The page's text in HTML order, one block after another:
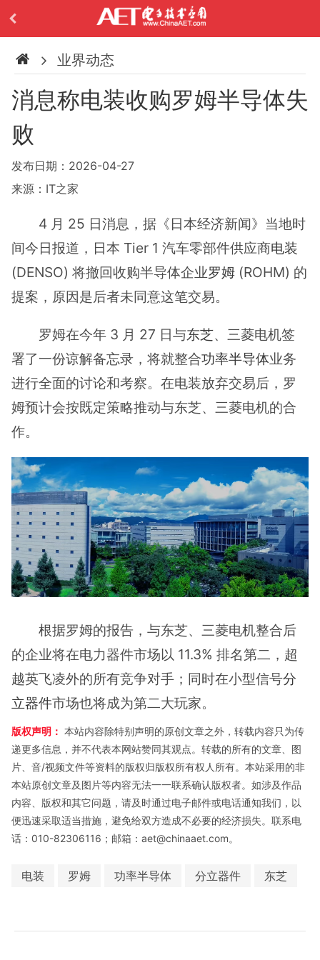
业界动态
消息称电装收购罗姆半导体失
败
发布日期：2026-04-27
来源：IT之家
4 月 25 日消息，据《日本经济新闻》当地时
间今日报道，日本 Tier 1 汽车零部件供应商电装
(DENSO) 将撤回收购半导体企业罗姆 (ROHM) 的
提案，原因是后者未同意这笔交易。
罗姆在今年 3 月 27 日与东芝、三菱电机签
署了一份谅解备忘录，将就整合功率半导体业务
进行全面的讨论和考察。在电装放弃交易后，罗
姆预计会按既定策略推动与东芝、三菱电机的合
作。
根据罗姆的报告，与东芝、三菱电机整合后
的企业将在电力器件市场以 11.3% 排名第二，超
越英飞凌外的所有竞争对手；同时在小型信号分
立器件市场也将成为第二大玩家。
版权声明： 本站内容除特别声明的原创文章之外，转载内容只为传
递更多信息，并不代表本网站赞同其观点。转载的所有的文章、图
片、音/视频文件等资料的版权归版权所有权人所有。本站采用的非
本站原创文章及图片等内容无法一一联系确认版权者。如涉及作品
内容、版权和其它问题，请及时通过电子邮件或电话通知我们，以
便迅速采取适当措施，避免给双方造成不必要的经济损失。联系电
话：010-82306116；邮箱：aet@chinaaet.com。
电装 罗姆 功率半导体 分立器件 东芝